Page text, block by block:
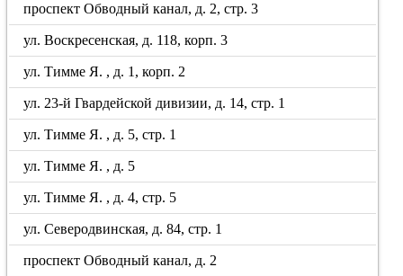
проспект Обводный канал, д. 2, стр. 3
ул. Воскресенская, д. 118, корп. 3
ул. Тимме Я. , д. 1, корп. 2
ул. 23-й Гвардейской дивизии, д. 14, стр. 1
ул. Тимме Я. , д. 5, стр. 1
ул. Тимме Я. , д. 5
ул. Тимме Я. , д. 4, стр. 5
ул. Северодвинская, д. 84, стр. 1
проспект Обводный канал, д. 2